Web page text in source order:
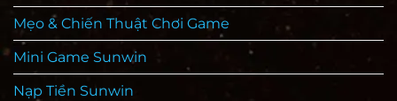
Mẹo & Chiến Thuật Chơi Game
Mini Game Sunwin
Nạp Tiền Sunwin